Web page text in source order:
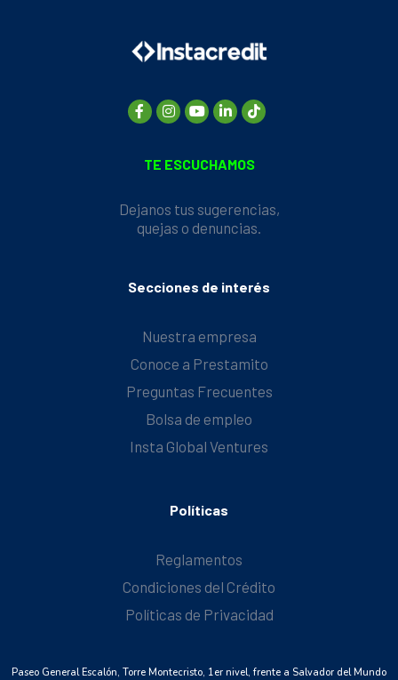
TE ESCUCHAMOS
Dejanos tus sugerencias,
quejas o denuncias.
Secciones de interés
Nuestra empresa
Conoce a Prestamito
Preguntas Frecuentes
Bolsa de empleo
Insta Global Ventures
Políticas
Reglamentos
Condiciones del Crédito
Políticas de Privacidad
Paseo General Escalón, Torre Montecristo, 1er nivel, frente a Salvador del Mundo